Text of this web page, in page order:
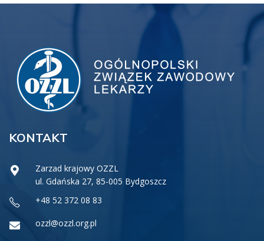
KONTAKT
Zarzad krajowy OZZL
ul. Gdańska 27, 85-005 Bydgoszcz
+48 52 372 08 83
ozzl@ozzl.org.pl